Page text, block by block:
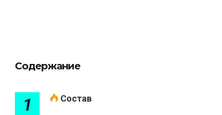
Содержание
1 Состав